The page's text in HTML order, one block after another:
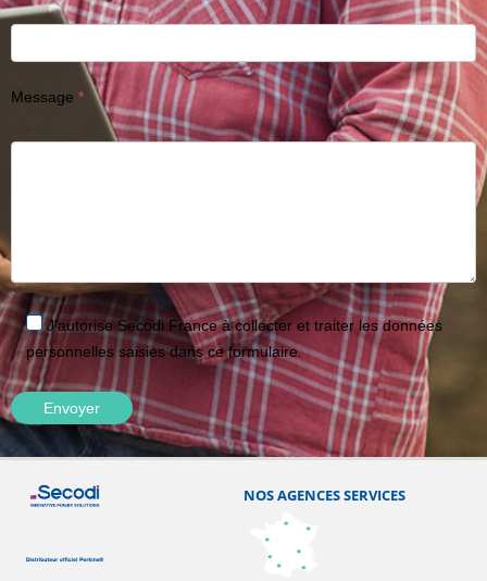
Message
J'autorise Secodi France à collecter et traiter les données
personnelles saisies dans ce formulaire.
NOS AGENCES SERVICES